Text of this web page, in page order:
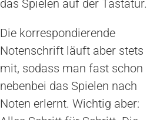
das Spielen auf der Tastatur.
Die korrespondierende
Notenschrift läuft aber stets
mit, sodass man fast schon
nebenbei das Spielen nach
Noten erlernt. Wichtig aber: